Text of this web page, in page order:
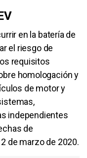
en la batería de
el riesgo de
requisitos
homologación y
de motor y
independientes
de
de marzo de 2020.